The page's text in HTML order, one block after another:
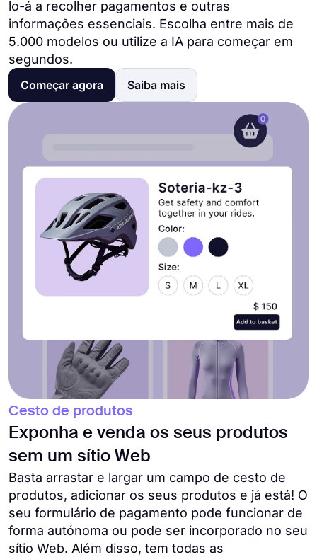
lo-á a recolher pagamentos e outras
informações essenciais. Escolha entre mais de
5.000 modelos ou utilize a IA para começar em
segundos.
Começar agora Saiba mais
Exponha e venda os seus produtos
sem um sítio Web
Cesto de produtos
Basta arrastar e largar um campo de cesto de
produtos, adicionar os seus produtos e já está! O
seu formulário de pagamento pode funcionar de
forma autónoma ou pode ser incorporado no seu
sítio Web. Além disso, tem todas as